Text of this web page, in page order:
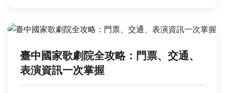
臺中國家歌劇院全攻略：門票、交通、
表演資訊一次掌握